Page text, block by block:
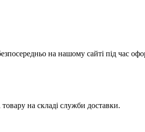
на нашому сайті під час
на складі служби доставки.